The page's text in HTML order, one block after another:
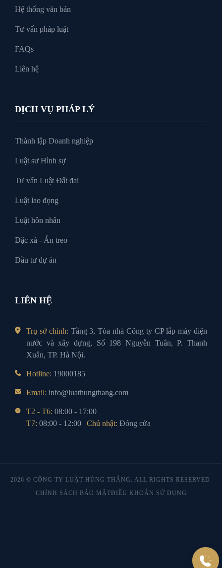
Hệ thống văn bản
Tư vấn pháp luật
FAQs
Liên hệ
DỊCH VỤ PHÁP LÝ
Thành lập Doanh nghiệp
Luật sư Hình sự
Tư vấn Luật Đất đai
Luật lao đọng
Luật hôn nhân
Đặc xá - Án treo
Đầu tư dự án
LIÊN HỆ
Trụ sở chính: Tầng 3, Tòa nhà Công ty CP lắp máy điện
nước và xây dựng, Số 198 Nguyễn Tuân, P. Thanh
Xuân, TP. Hà Nội.
Hotline: 19000185
Email: info@luathungthang.com
T2 - T6: 08:00 - 17:00
T7: 08:00 - 12:00 |Chủ nhật:Đóng cửa
CHÍNH SÁCH BẢO MẬTĐIỀU KHOẢN SỬ DỤNG
2026 © CÔNG TY LUẬT HÙNG THẮNG. ALL RIGHTS RESERVED.